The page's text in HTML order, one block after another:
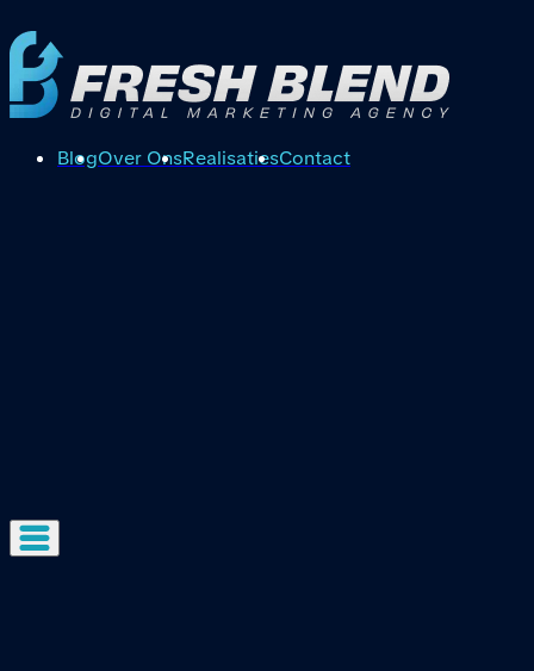
BlogOver OnsRealisatiesContact